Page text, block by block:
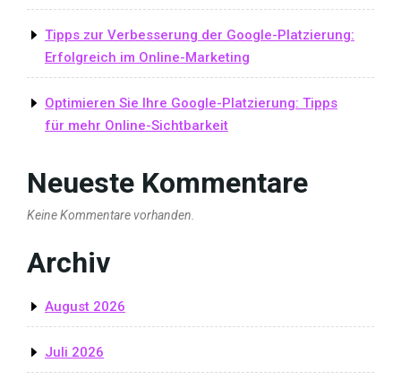
Tipps zur Verbesserung der Google-Platzierung:
Erfolgreich im Online-Marketing
Optimieren Sie Ihre Google-Platzierung: Tipps
für mehr Online-Sichtbarkeit
Neueste Kommentare
Keine Kommentare vorhanden.
Archiv
August 2026
Juli 2026